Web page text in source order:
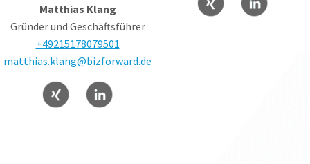
Matthias Klang
Gründer und Geschäftsführer
+49215178079501
matthias.klang@bizforward.de